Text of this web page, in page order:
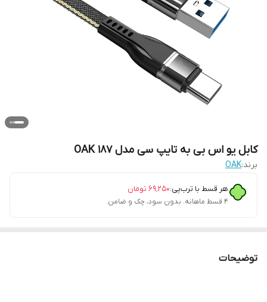
کابل یو اس بی به تایپ سی مدل 187 OAK
برند:OAK
هر قسط با ترب‌پی:۶۹٬۲۵۰ تومان
۴ قسط ماهانه. بدون سود، چک و ضامن.
توضیحات